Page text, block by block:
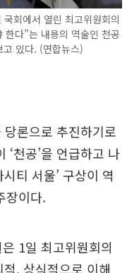
회에서 열린 최고위원회의
한다”는 내용의 역술인 천공
있다. (연합뉴스)
당론으로 추진하기로
‘천공’을 언급하고 나
티 서울’ 구상이 역
장이다.
1일 최고위원회의
, 상식적으로 이해